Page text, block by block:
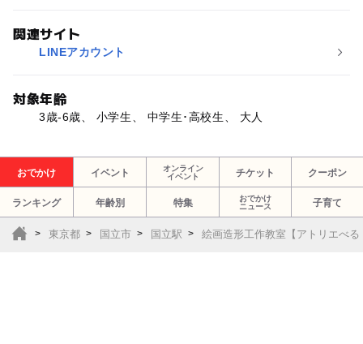
関連サイト
LINEアカウント
対象年齢
3歳-6歳、 小学生、 中学生･高校生、 大人
おでかけ イベント
オンライン
イベント
チケット クーポン
ランキング 年齢別 特集
おでかけ
ニュース
子育て
東京都 国立市 国立駅 絵画造形工作教室【アトリエべ